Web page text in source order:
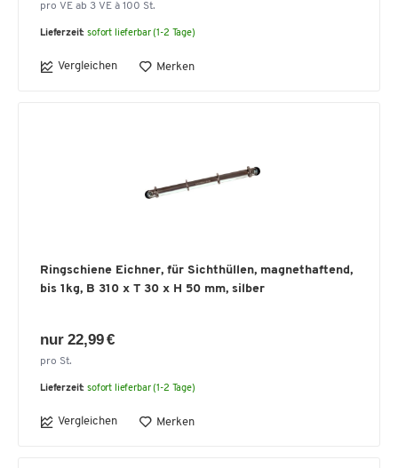
pro VE ab 3 VE à 100 St.
Lieferzeit: sofort lieferbar (1-2 Tage)
Vergleichen Merken
Ringschiene Eichner, für Sichthüllen, magnethaftend,
bis 1kg, B 310 x T 30 x H 50 mm, silber
nur 22,99 €
pro St.
Lieferzeit: sofort lieferbar (1-2 Tage)
Vergleichen Merken